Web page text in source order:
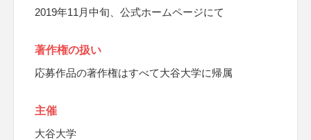
2019年11月中旬、公式ホームページにて
著作権の扱い
応募作品の著作権はすべて大谷大学に帰属
主催
大谷大学